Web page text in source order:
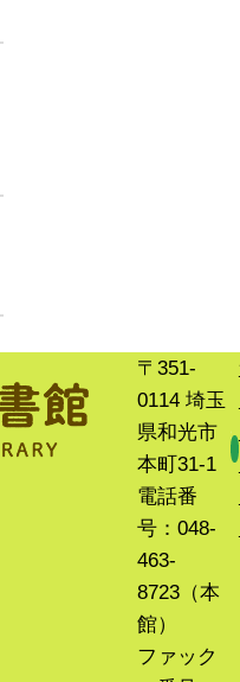
〒351-
0114 埼玉
県和光市
本町31-1
電話番
号：048-
463-
8723（本
館）
ファック